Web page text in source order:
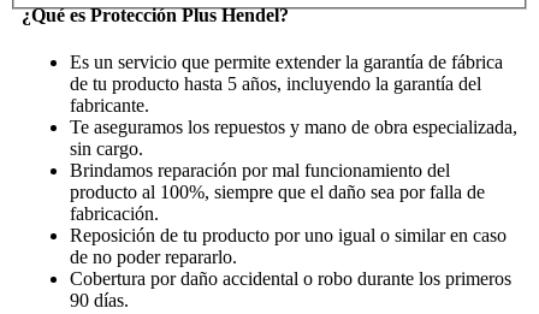
¿Qué es Protección Plus Hendel?
Es un servicio que permite extender la garantía de fábrica
de tu producto hasta 5 años, incluyendo la garantía del
fabricante.
Te aseguramos los repuestos y mano de obra especializada,
sin cargo.
Brindamos reparación por mal funcionamiento del
producto al 100%, siempre que el daño sea por falla de
fabricación.
Reposición de tu producto por uno igual o similar en caso
de no poder repararlo.
Cobertura por daño accidental o robo durante los primeros
90 días.